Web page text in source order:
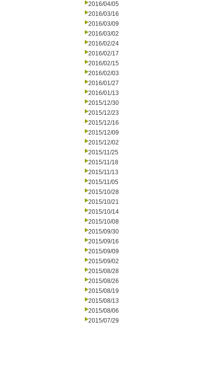
2016/04/05
2016/03/16
2016/03/09
2016/03/02
2016/02/24
2016/02/17
2016/02/15
2016/02/03
2016/01/27
2016/01/13
2015/12/30
2015/12/23
2015/12/16
2015/12/09
2015/12/02
2015/11/25
2015/11/18
2015/11/13
2015/11/05
2015/10/28
2015/10/21
2015/10/14
2015/10/08
2015/09/30
2015/09/16
2015/09/09
2015/09/02
2015/08/28
2015/08/26
2015/08/19
2015/08/13
2015/08/06
2015/07/29